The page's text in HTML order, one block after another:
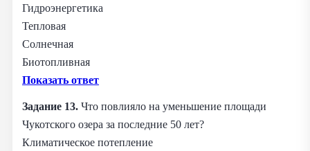
Гидроэнергетика
Тепловая
Солнечная
Биотопливная
Показать ответ
Задание 13. Что повлияло на уменьшение площади
Чукотского озера за последние 50 лет?
Климатическое потепление